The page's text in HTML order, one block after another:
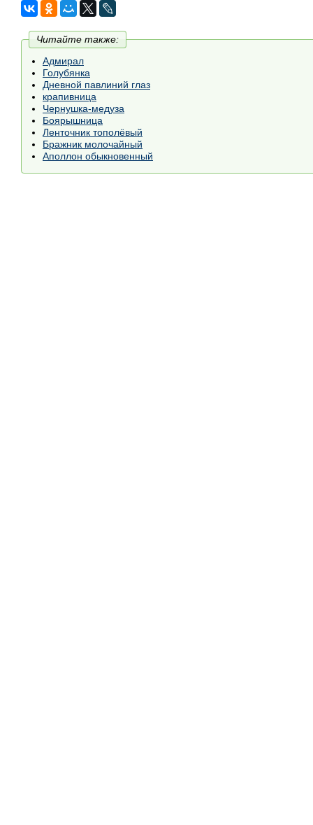
Читайте также:
Адмирал
Голубянка
Дневной павлиний глаз
крапивница
Чернушка-медуза
Боярышница
Ленточник тополёвый
Бражник молочайный
Аполлон обыкновенный